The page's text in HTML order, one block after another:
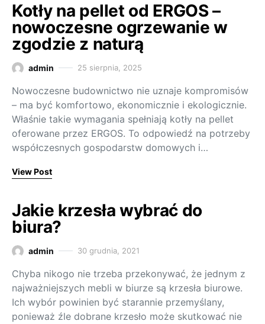
Kotły na pellet od ERGOS –
nowoczesne ogrzewanie w
zgodzie z naturą
admin 25 sierpnia, 2025
Nowoczesne budownictwo nie uznaje kompromisów
– ma być komfortowo, ekonomicznie i ekologicznie.
Właśnie takie wymagania spełniają kotły na pellet
oferowane przez ERGOS. To odpowiedź na potrzeby
współczesnych gospodarstw domowych i…
View Post
Jakie krzesła wybrać do
biura?
admin 30 grudnia, 2021
Chyba nikogo nie trzeba przekonywać, że jednym z
najważniejszych mebli w biurze są krzesła biurowe.
Ich wybór powinien być starannie przemyślany,
ponieważ źle dobrane krzesło może skutkować nie